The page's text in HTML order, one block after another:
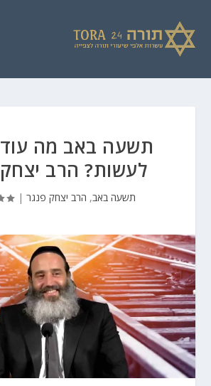
תשעה באב מה
לעשות? הרב
תשעה באב, הרב יצחק פנגר |